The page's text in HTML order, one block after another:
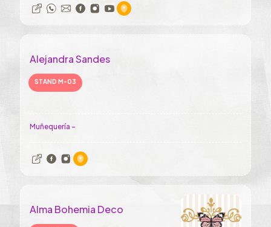
Alejandra Sandes
STAND M-03
Muñequería -
Alma Bohemia Deco